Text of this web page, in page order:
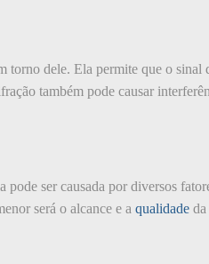
torno dele. Ela permite que o sinal
também pode causar
pode ser causada por diversos
será o alcance e a qualidade